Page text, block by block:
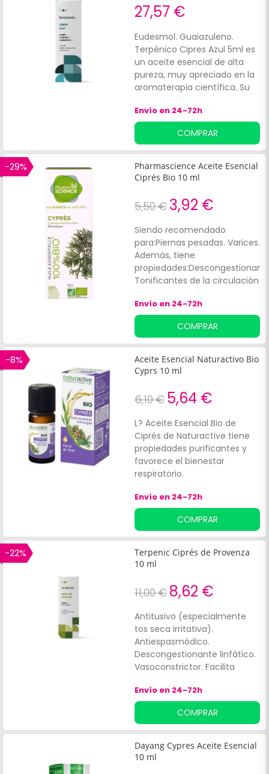
antiespasmódico,
especialmente para regular
los espasmos intestinales.
27,57 €
Eudesmol. Guaiazuleno.
Terpénico Cipres Azul 5ml es
un aceite esencial de alta
pureza, muy apreciado en la
aromaterapia científica. Su
favorece el bienestar
emocional y el equilibrio
mental.
Envío en 24-72h
COMPRAR
-29%
Pharmascience Aceite Esencial
Ciprés Bio 10 ml
5,50 € 3,92 €
Siendo recomendado
para:Piernas pesadas. Varices.
Además, tiene
Tonificantes de la circulación
Envío en 24-72h
COMPRAR
-8%
Aceite Esencial Naturactivo Bio
Cyprs 10 ml
6,10 € 5,64 €
L? Aceite Esencial Bio de
Ciprés de Naturactive tiene
propiedades purificantes y
favorece el bienestar
respiratorio.
Envío en 24-72h
COMPRAR
-22%
Terpenic Ciprés de Provenza
10 ml
11,00 € 8,62 €
Antitusivo (especialmente
tos seca irritativa).
Antiespasmódico.
Descongestionante linfático.
Vasoconstrictor. Facilita
como:Descongestionante
venoso. Restaura la
elasticidad de las paredes
venosas.
Envío en 24-72h
COMPRAR
Dayang Cypres Aceite Esencial
10 ml